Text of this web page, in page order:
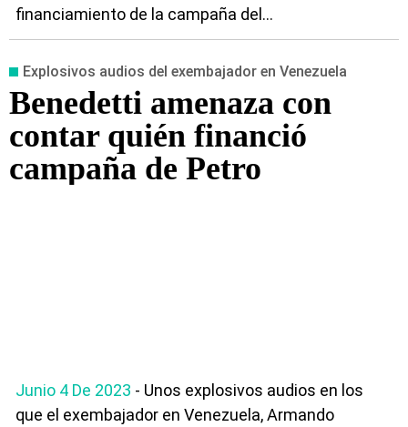
financiamiento de la campaña del...
Explosivos audios del exembajador en Venezuela
Benedetti amenaza con
contar quién financió
campaña de Petro
Junio 4 De 2023 - Unos explosivos audios en los
que el exembajador en Venezuela, Armando